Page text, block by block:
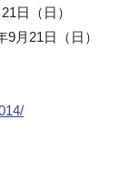
日（日）
月21日（日）